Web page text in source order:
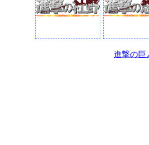
進撃の巨